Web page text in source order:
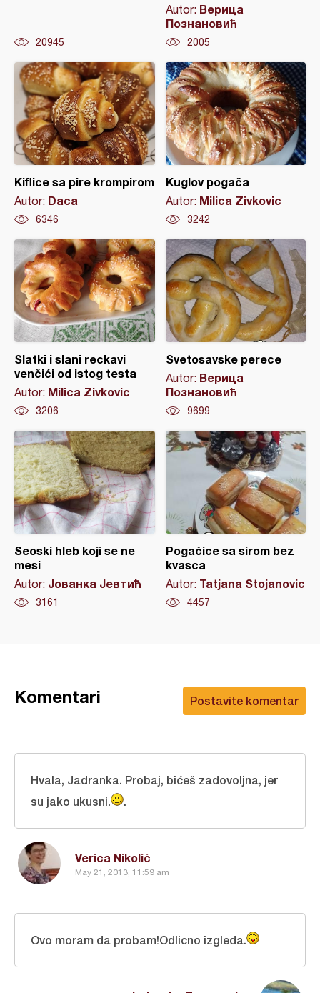
20945
Autor: Верица
Познановић
2005
Kiflice sa pire krompirom
Autor: Daca
6346
Kuglov pogača
Autor: Milica Zivkovic
3242
Slatki i slani reckavi
venčići od istog testa
Autor: Milica Zivkovic
3206
Svetosavske perece
Autor: Верица
Познановић
9699
Seoski hleb koji se ne
mesi
Autor: Јованка Јевтић
3161
Pogačice sa sirom bez
kvasca
Autor: Tatjana Stojanovic
4457
Postavite komentar
Komentari
Verica Nikolić
May 21, 2013, 11:59 am
Hvala, Jadranka. Probaj, bićeš zadovoljna, jer
su jako ukusni.
.
Ovo moram da probam!Odlicno izgleda.